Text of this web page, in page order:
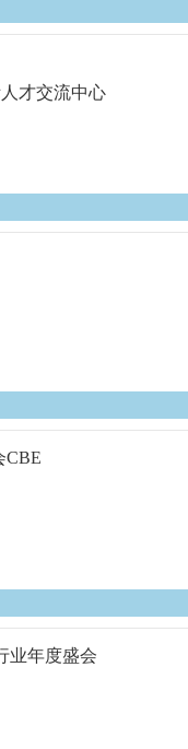
才交流中心
CBE
业年度盛会